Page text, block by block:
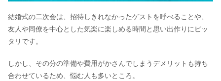
結婚式の二次会は、招待しきれなかったゲストを呼べることや、
友人や同僚を中心とした気楽に楽しめる時間と思い出作りにピッ
タリです。
しかし、その分の準備や費用がかさんでしまうデメリットも持ち
合わせているため、悩む人も多いところ。